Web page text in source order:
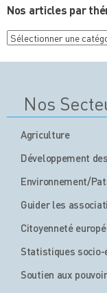
Nos articles par
Nos
articles
Nos
Agriculture
Développement
Environnement/
Guider les
Citoyenneté
Statistiques socio-
Soutien aux